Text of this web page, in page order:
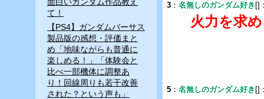
3 ： 名無しのガンダム好き []
火力を求
5 ： 名無しのガンダム好き []
て！
【PS4】ガンダムバーサス
製品版の感想・評価まと
め「地味ながらも普通に
楽しめる！」「体験会と
比べ一部機体に調整あ
り！回線周りも若干改善
された？という声も」